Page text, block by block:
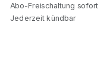
Abo-Freischaltung sofort
Jederzeit kündbar